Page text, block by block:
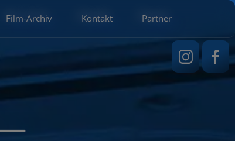
Film-Archiv Kontakt Partner